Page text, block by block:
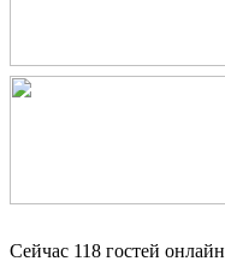
Сейчас 118 гостей онлайн